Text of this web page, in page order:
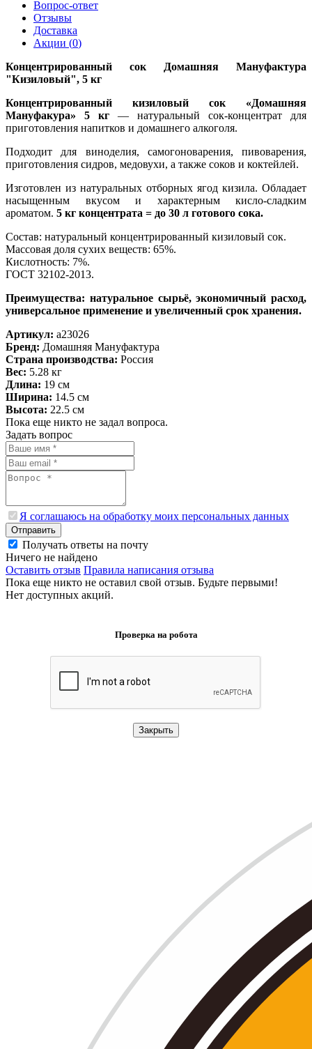
Вопрос-ответ
Отзывы
Доставка
Акции (0)
Концентрированный сок Домашняя Мануфактура
"Кизиловый", 5 кг
Концентрированный кизиловый сок «Домашняя
Мануфакура» 5 кг — натуральный сок-концентрат для
приготовления напитков и домашнего алкоголя.
Подходит для виноделия, самогоноварения, пивоварения,
приготовления сидров, медовухи, а также соков и коктейлей.
Изготовлен из натуральных отборных ягод кизила. Обладает
насыщенным вкусом и характерным кисло-сладким
ароматом. 5 кг концентрата = до 30 л готового сока.
Состав: натуральный концентрированный кизиловый сок.
Массовая доля сухих веществ: 65%.
Кислотность: 7%.
ГОСТ 32102-2013.
Преимущества: натуральное сырьё, экономичный расход,
универсальное применение и увеличенный срок хранения.
Артикул: a23026
Бренд: Домашняя Мануфактура
Страна производства: Россия
Вес: 5.28 кг
Длина: 19 см
Ширина: 14.5 см
Высота: 22.5 см
Пока еще никто не задал вопроса.
Задать вопрос
Я соглашаюсь на обработку моих персональных данных
Отправить
Получать ответы на почту
Ничего не найдено
Оставить отзыв Правила написания отзыва
Пока еще никто не оставил свой отзыв. Будьте первыми!
Нет доступных акций.
Проверка на робота
Закрыть